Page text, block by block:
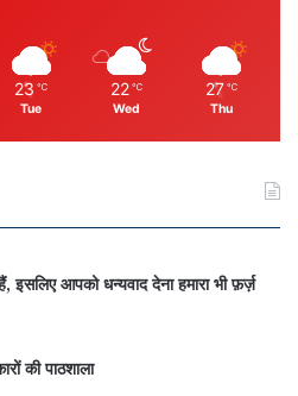
23 ℃
Tue
22 ℃
Wed
27 ℃
Thu
आपको धन्यवाद देना हमारा भी फ़र्ज़
की पाठशाला